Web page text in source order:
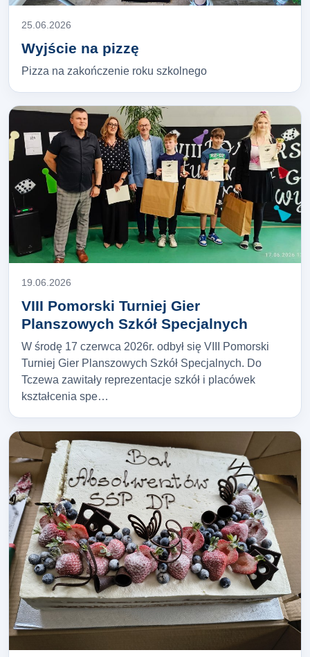
25.06.2026
Wyjście na pizzę
Pizza na zakończenie roku szkolnego
19.06.2026
VIII Pomorski Turniej Gier
Planszowych Szkół Specjalnych
W środę 17 czerwca 2026r. odbył się VIII Pomorski
Turniej Gier Planszowych Szkół Specjalnych. Do
Tczewa zawitały reprezentacje szkół i placówek
kształcenia spe…